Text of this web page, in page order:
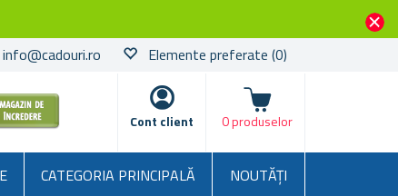
info@cadouri.ro Elemente preferate (0)
Cont client
Coșul
0 produselor
CATEGORIA PRINCIPALĂ
NOUTĂȚI